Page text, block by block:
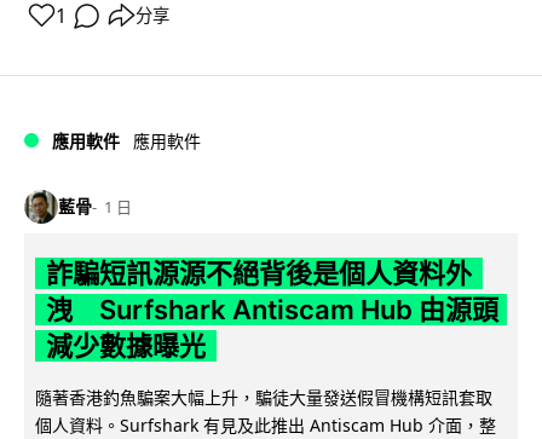
1 分享
應用軟件 應用軟件
藍骨 1 日
詐騙短訊源源不絕背後是個人資料外
洩 Surfshark Antiscam Hub 由源頭
減少數據曝光
隨著香港釣魚騙案大幅上升，騙徒大量發送假冒機構短訊套取
個人資料。Surfshark 有見及此推出 Antiscam Hub 介面，整